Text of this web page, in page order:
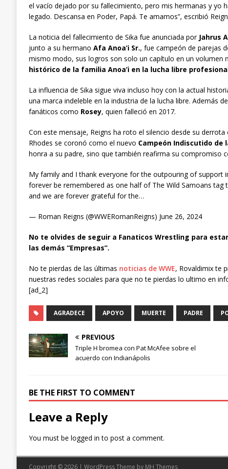
el vacío dejado por su fallecimiento, pero mis hermanas y yo
legado. Descansa en Poder, Papá. Te amamos”, escribió
La noticia del fallecimiento de Sika fue anunciada por Jahrus
junto a su hermano Afa Anoa’i Sr., fue campeón de parejas
mismo modo, sus logros son solo un capítulo en un volumen
histórico de la familia Anoa’i en la lucha libre
La influencia de Sika sigue viva incluso hoy con la actual
una marca indeleble en la industria de la lucha libre. Además
fanáticos como Rosey, quien falleció en 2017.
Con este mensaje, Reigns ha roto el silencio desde su derrota
Rhodes se coronó como el nuevo Campeón Indiscutido de
honra a su padre, sino que también reafirma su compromiso
My family and I thank everyone for the outpouring of support
forever be remembered as one half of The Wild Samoans
and we are forever grateful for the…
— Roman Reigns (@WWERomanReigns) June 26, 2024
No te olvides de seguir a Fanaticos Wrestling para
las demás “Empresas”.
No te pierdas de las últimas noticias de WWE, Rovaldimix te
nuestras redes sociales para que no te pierdas lo ultimo en
[ad_2]
AGRADECE APOYO MUERTE PADRE
PREVIOUS
Triple H bromea con Pat McAfee sobre el
acuerdo con Indianápolis
BE THE FIRST TO COMMENT
Leave a Reply
You must be logged in to post a comment.
Copyright © 2026 | WordPress Theme by MH Themes